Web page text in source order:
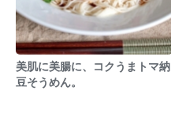
美肌に美腸に、コクうまトマ納
豆そうめん。